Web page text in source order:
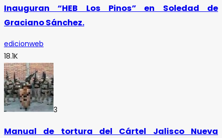
Inauguran “HEB Los Pinos” en Soledad de
Graciano Sánchez.
edicionweb
18.1K
3
Manual de tortura del Cártel Jalisco Nueva